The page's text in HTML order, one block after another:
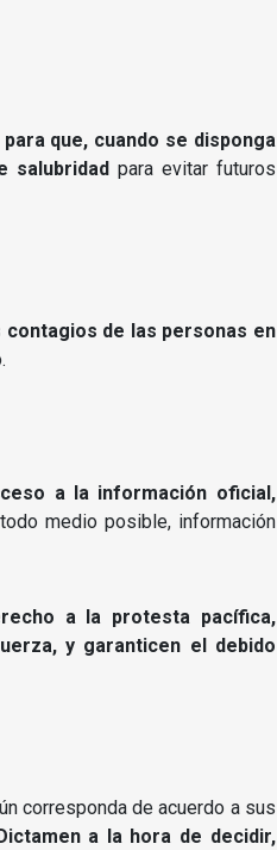
que, cuando se disponga
salubridad para evitar futuros
de las personas en
a la información oficial,
medio posible, información
a la protesta pacífica,
y garanticen el debido
corresponda de acuerdo a sus
a la hora de decidir,